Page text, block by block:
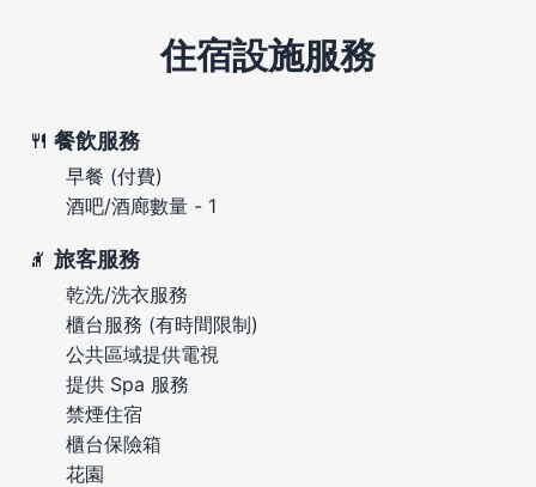
住宿設施服務
餐飲服務
早餐 (付費)
酒吧/酒廊數量 - 1
旅客服務
乾洗/洗衣服務
櫃台服務 (有時間限制)
公共區域提供電視
提供 Spa 服務
禁煙住宿
櫃台保險箱
花園